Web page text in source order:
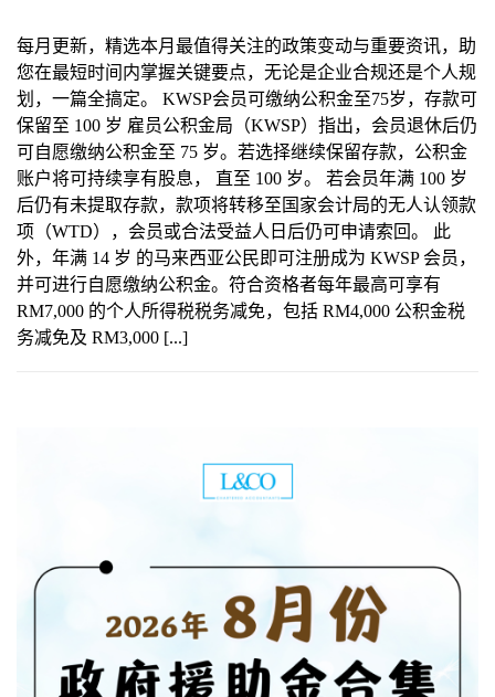
每月更新，精选本月最值得关注的政策变动与重要资讯，助
您在最短时间内掌握关键要点，无论是企业合规还是个人规
划，一篇全搞定。 KWSP会员可缴纳公积金至75岁，存款可
保留至 100 岁 雇员公积金局（KWSP）指出，会员退休后仍
可自愿缴纳公积金至 75 岁。若选择继续保留存款，公积金
账户将可持续享有股息， 直至 100 岁。 若会员年满 100 岁
后仍有未提取存款，款项将转移至国家会计局的无人认领款
项（WTD），会员或合法受益人日后仍可申请索回。 此
外，年满 14 岁 的马来西亚公民即可注册成为 KWSP 会员，
并可进行自愿缴纳公积金。符合资格者每年最高可享有
RM7,000 的个人所得税税务减免，包括 RM4,000 公积金税
务减免及 RM3,000 [...]